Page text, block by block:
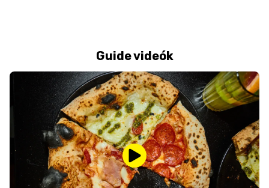
Guide videók